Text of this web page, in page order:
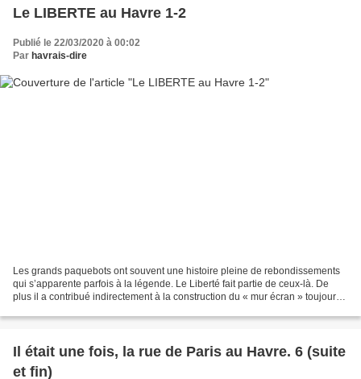
Le LIBERTE au Havre 1-2
Publié le 22/03/2020 à 00:02
Par havrais-dire
Les grands paquebots ont souvent une histoire pleine de rebondissements
qui s’apparente parfois à la légende. Le Liberté fait partie de ceux-là. De
plus il a contribué indirectement à la construction du « mur écran » toujours
Il était une fois, la rue de Paris au Havre. 6 (suite
et fin)